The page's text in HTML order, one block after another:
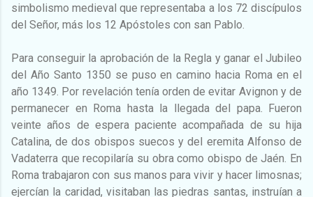
simbolismo medieval que representaba a los 72 discípulos
del Señor, más los 12 Apóstoles con san Pablo.
Para conseguir la aprobación de la Regla y ganar el Jubileo
del Año Santo 1350 se puso en camino hacia Roma en el
año 1349. Por revelación tenía orden de evitar Avignon y de
permanecer en Roma hasta la llegada del papa. Fueron
veinte años de espera paciente acompañada de su hija
Catalina, de dos obispos suecos y del eremita Alfonso de
Vadaterra que recopilaría su obra como obispo de Jaén. En
Roma trabajaron con sus manos para vivir y hacer limosnas;
ejercían la caridad, visitaban las piedras santas, instruían a